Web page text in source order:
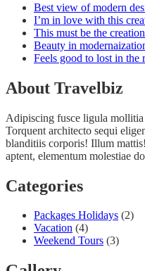
Best view of modern
I’m in love with this
This must be the
Beauty in
Feels good to lost in the
About Travelbiz
Adipiscing fusce ligula mollitia
Torquent architecto sequi
blanditiis corporis! Illum
aptent, elementum molestiae
Categories
Packages Holidays (2)
Vacation (4)
Weekend Tours (3)